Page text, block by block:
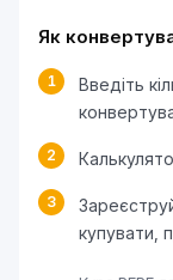
Як
1
Введіть
2
3
купувати,